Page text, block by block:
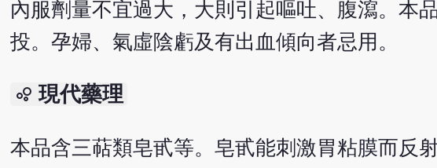
內服劑量不宜過大，大則引起嘔吐、腹瀉。本
投。孕婦、氣虛陰虧及有出血傾向者忌用。
bubble_chart 現代藥理
本品含三萜類皂甙等。皂甙能刺激胃粘膜而反